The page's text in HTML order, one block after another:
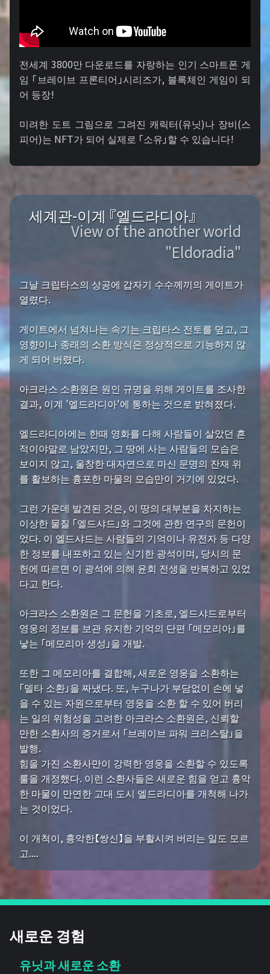
전세계 3800만 다운로드를 자랑하는 인기 스마트폰 게
임 「브레이브 프론티어」시리즈가, 블록체인 게임이 되
어 등장!
미려한 도트 그림으로 그려진 캐릭터(유닛)나 장비(스
피어)는 NFT가 되어 실제로 「소유」할 수 있습니다!
세계관-이계 『엘드라디아』
View of the another world
"Eldoradia"
그날 크립타스의 상공에 갑자기 수수께끼의 게이트가
열렸다.
게이트에서 넘쳐나는 속기는 크립타스 전토를 덮고, 그
영향이나 종래의 소환 방식은 정상적으로 기능하지 않
게 되어 버렸다.
아크라스 소환원은 원인 규명을 위해 게이트를 조사한
결과, 이계 '엘드라디아'에 통하는 것으로 밝혀졌다.
엘드라디아에는 한때 영화를 다해 사람들이 살았던 흔
적이야말로 남았지만, 그 땅에 사는 사람들의 모습은
보이지 않고, 울창한 대자연으로 마신 문명의 잔재 위
를 활보하는 흉포한 마물의 모습만이 거기에 있었다.
그런 가운데 발견된 것은, 이 땅의 대부분을 차지하는
이상한 물질 「엘드샤드」와 그것에 관한 연구의 문헌이
었다. 이 엘드샤드는 사람들의 기억이나 유전자 등 다양
한 정보를 내포하고 있는 신기한 광석이며, 당시의 문
헌에 따르면 이 광석에 의해 윤회 전생을 반복하고 있었
다고 한다.
아크라스 소환원은 그 문헌을 기초로, 엘드샤드로부터
영웅의 정보를 보관 유지한 기억의 단편 「메모리아」를
낳는 「메모리아 생성」을 개발.
또한 그 메모리아를 결합해, 새로운 영웅을 소환하는
「델타 소환」을 짜냈다. 또, 누구나가 부담없이 손에 넣
을 수 있는 자원으로부터 영웅을 소환 할 수 있어 버리
는 일의 위험성을 고려한 아크라스 소환원은, 신뢰할
만한 소환사의 증거로서 「브레이브 파워 크리스탈」을
발행.
힘을 가진 소환사만이 강력한 영웅을 소환할 수 있도록
룰을 개정했다. 이런 소환사들은 새로운 힘을 얻고 흉악
한 마물이 만연한 고대 도시 엘드라디아를 개척해 나가
는 것이었다.
이 개척이, 흉악한【쌍신】을 부활시켜 버리는 일도 모르
고....
새로운 경험
유닛과 새로운 소환